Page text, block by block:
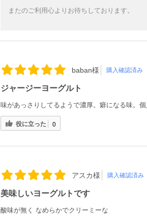
またのご利用心よりお待ちしております。
baban様 購入確認済み
ジャージーヨーグルト
味があっさりしてるようで濃厚。癖になる味。個
役に立った 0
アスカ様 購入確認済み
美味しいヨーグルトです
酸味が無く なめらかでクリーミーな